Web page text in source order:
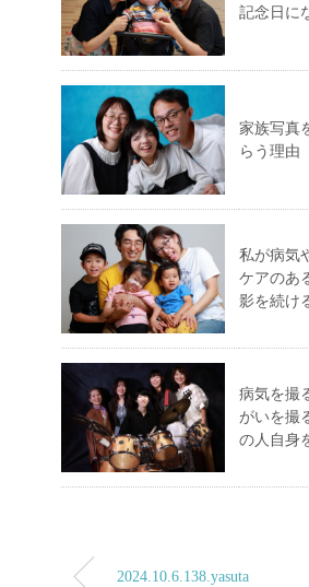
記念日に
家族写真
らう理由
私が病気
ケアのあ
影を続け
病気を撮
がいを撮
の人自身
2024.10.6.138.yasuta